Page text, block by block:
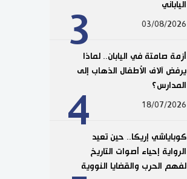
3
الياباني
03/08/2026
4
أزمة صامتة في اليابان.. لماذا
يرفض آلاف الأطفال الذهاب إلى
المدارس؟
18/07/2026
كوباياشي إريكا.. حين تعيد
الرواية إحياء أصوات التاريخ
لفهم الحرب والقضايا النووية